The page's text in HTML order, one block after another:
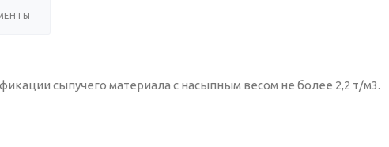
сыпучего материала с насыпным весом не более 2,2 т/м3.